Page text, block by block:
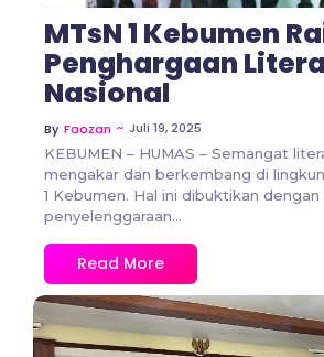
MTsN 1 Kebumen
Penghargaan
Nasional
By Faozan ~ Juli 19, 2025
KEBUMEN – HUMAS – Semangat
mengakar dan berkembang di
1 Kebumen. Hal ini dibuktikan dengan
penyelenggaraan...
Read More